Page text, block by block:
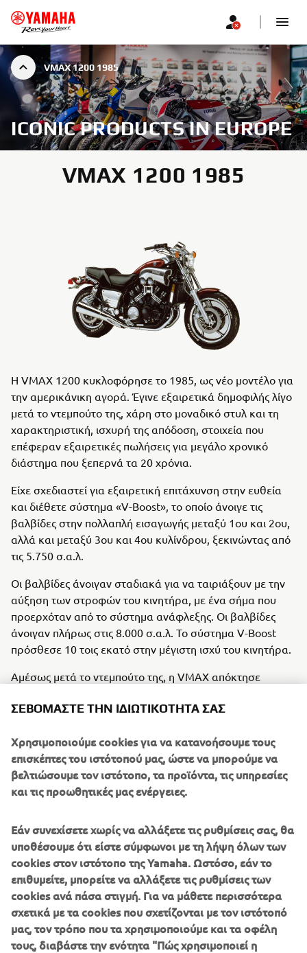
VMAX 1200 1985
ICONIC PRODUCTS IN EUROPE
VMAX 1200 1985
Η VMAX 1200 κυκλοφόρησε το 1985, ως νέο μοντέλο για
την αμερικάνικη αγορά. Έγινε εξαιρετικά δημοφιλής λίγο
μετά το ντεμπούτο της, χάρη στο μοναδικό στυλ και τη
χαρακτηριστική, ισχυρή της απόδοση, στοιχεία που
επέφεραν εξαιρετικές πωλήσεις για μεγάλο χρονικό
διάστημα που ξεπερνά τα 20 χρόνια.
Είχε σχεδιαστεί για εξαιρετική επιτάχυνση στην ευθεία
και διέθετε σύστημα «V-Boost», το οποίο άνοιγε τις
βαλβίδες στην πολλαπλή εισαγωγής μεταξύ 1ου και 2ου,
αλλά και μεταξύ 3ου και 4ου κυλίνδρου, ξεκινώντας από
τις 5.750 σ.α.λ.
Οι βαλβίδες άνοιγαν σταδιακά για να ταιριάξουν με την
αύξηση των στροφών του κινητήρα, με ένα σήμα που
προερχόταν από το σύστημα ανάφλεξης. Οι βαλβίδες
άνοιγαν πλήρως στις 8.000 σ.α.λ. Το σύστημα V-Boost
πρόσθεσε 10 τοις εκατό στην μέγιστη ισχύ του κινητήρα.
Αμέσως μετά το ντεμπούτο της, η VMAX απόκτησε
μεγάλων μοτοσυκλετών και εξελίχθηκε σε ένα μοντέλο
κατηγορίες επί είκοσι χρόνια, χάρη στη μοναδική της
αύρα. Η επιρροή της στην αγορά ήταν τεράστια και μέχρι
το τέλος του 2007, η συνολική παραγωγή έφτασε τις
100.000 περίπου μονάδες.
Αυτή η μοτοσυκλέτα διέθετε 4-χρονο, 4-βάλβιδο V4
κινητήρα με 2ΕΕΚ και πλαίσιο από χυτό αλουμίνιο.
1987 BW’S ORIGINAL
ΣΕΒΌΜΑΣΤΕ ΤΗΝ ΙΔΙΩΤΙΚΌΤΗΤΆ ΣΑΣ
Χρησιμοποιούμε cookies για να κατανοήσουμε τους
επισκέπτες του ιστότοπού μας, ώστε να μπορούμε να
βελτιώσουμε τον ιστότοπο, τα προϊόντα, τις υπηρεσίες
και τις προωθητικές μας ενέργειες.
Εάν συνεχίσετε χωρίς να αλλάξετε τις ρυθμίσεις σας, θα
υποθέσουμε ότι είστε σύμφωνοι με τη λήψη όλων των
cookies στον ιστότοπο της Yamaha. Ωστόσο, εάν το
επιθυμείτε, μπορείτε να αλλάξετε τις ρυθμίσεις των
cookies ανά πάσα στιγμή. Για να μάθετε περισσότερα
σχετικά με τα cookies που σχετίζονται με τον ιστότοπό
μας, τον τρόπο που τα χρησιμοποιούμε και τα οφέλη
τους, διαβάστε την ενότητα "Πώς χρησιμοποιεί η